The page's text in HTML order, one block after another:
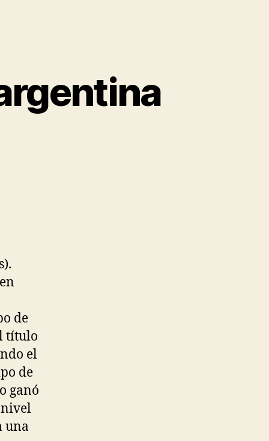
de
título
el
de
ganó
nivel
una